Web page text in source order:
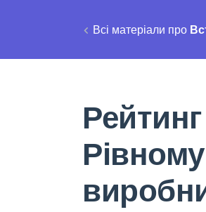
Всі матеріали про